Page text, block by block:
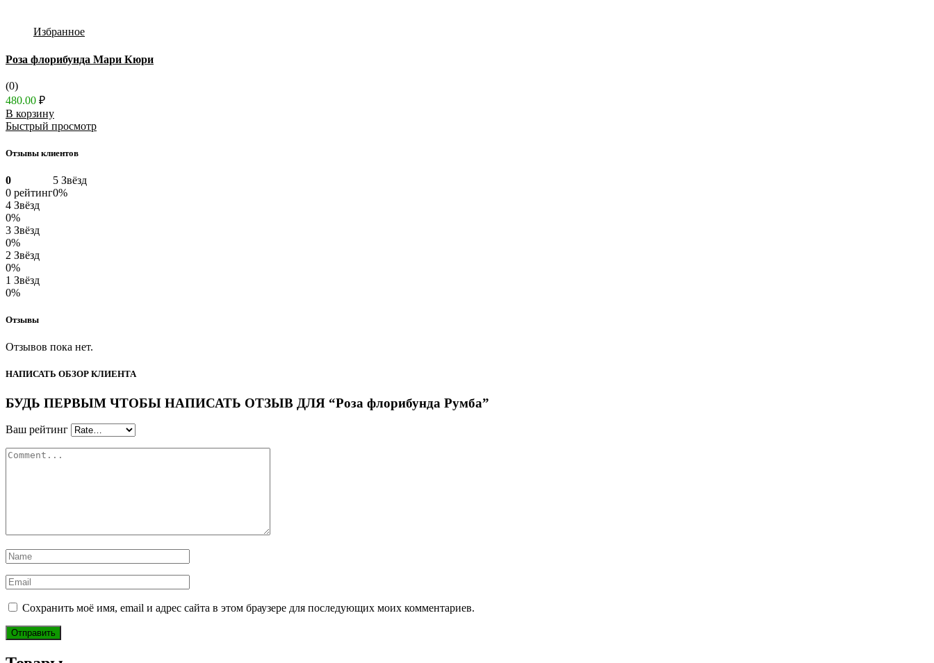
Избранное
Роза флорибунда Мари Кюри
(0)
480.00 ₽
В корзину
Быстрый просмотр
Отзывы клиентов
0
0 рейтинг
5 Звёзд
0%
4 Звёзд
0%
3 Звёзд
0%
2 Звёзд
0%
1 Звёзд
0%
Отзывы
Отзывов пока нет.
НАПИСАТЬ ОБЗОР КЛИЕНТА
БУДЬ ПЕРВЫМ ЧТОБЫ НАПИСАТЬ ОТЗЫВ ДЛЯ “Роза флорибунда Румба”
Ваш рейтинг
Сохранить моё имя, email и адрес сайта в этом браузере для последующих моих комментариев.